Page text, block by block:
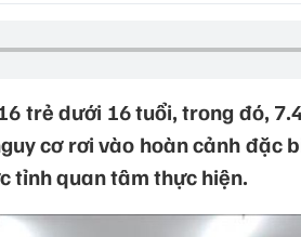
trẻ dưới 16 tuổi, trong đó,
cơ rơi vào hoàn cảnh đặc
tỉnh quan tâm thực hiện.